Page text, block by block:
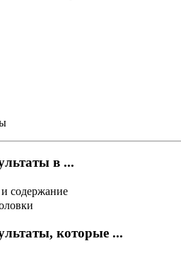
в ...
содержание
которые ...